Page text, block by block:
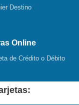
Destino
Online
de Crédito o Débito